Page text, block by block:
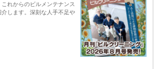
れからのビルメンテナンス
します。深刻な人手不足や